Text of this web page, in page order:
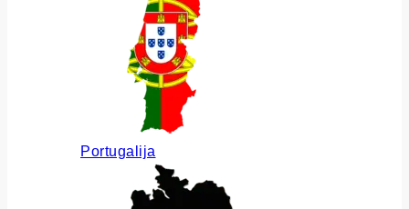
Portugalija